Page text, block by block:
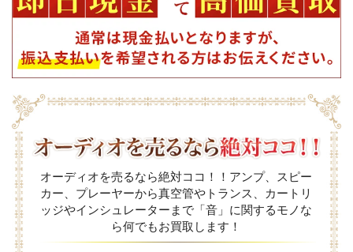
オーディオを売るなら絶対ココ！！アンプ、スピー
カー、プレーヤーから真空管やトランス、カートリ
ッジやインシュレーターまで「音」に関するモノな
ら何でもお買取します！